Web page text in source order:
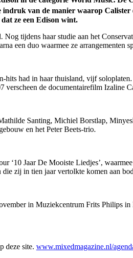
van de manier waarop
ze een Edison wint.
Nog tijdens haar studie aan het
een duo waarmee ze arrangementen
hits had in haar thuisland, vijf
de documentairefilm Izaline
Santing, Michiel Borstlap,
en het Peter Beets-trio.
‘10 Jaar De Mooiste Liedjes’,
zij in tien jaar vertolkte komen aan
in Muziekcentrum Frits Philips
deze site. www.mixedmagazine.nl/